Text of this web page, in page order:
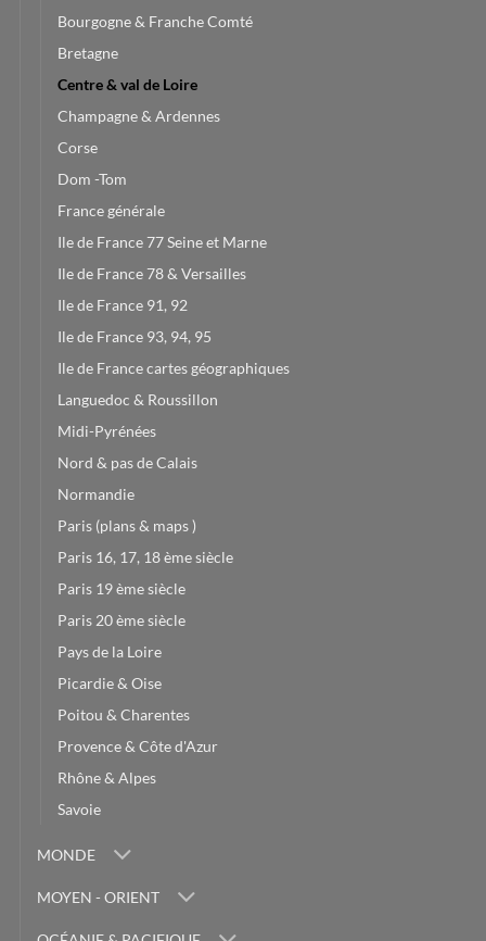
Bourgogne & Franche Comté
Bretagne
Centre & val de Loire
Champagne & Ardennes
Corse
Dom -Tom
France générale
Ile de France 77 Seine et Marne
Ile de France 78 & Versailles
Ile de France 91, 92
Ile de France 93, 94, 95
Ile de France cartes géographiques
Languedoc & Roussillon
Midi-Pyrénées
Nord & pas de Calais
Normandie
Paris (plans & maps )
Paris 16, 17, 18 ème siècle
Paris 19 ème siècle
Paris 20 ème siècle
Pays de la Loire
Picardie & Oise
Poitou & Charentes
Provence & Côte d'Azur
Rhône & Alpes
Savoie
MONDE
MOYEN - ORIENT